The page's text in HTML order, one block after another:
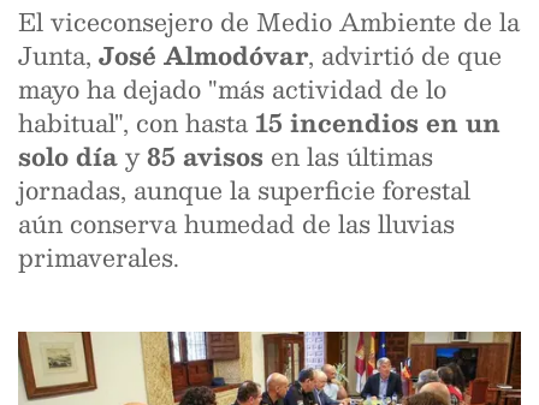
El viceconsejero de Medio Ambiente de la
Junta, José Almodóvar, advirtió de que
mayo ha dejado "más actividad de lo
habitual", con hasta 15 incendios en un
solo díay85 avisos en las últimas
jornadas, aunque la superficie forestal
aún conserva humedad de las lluvias
primaverales.